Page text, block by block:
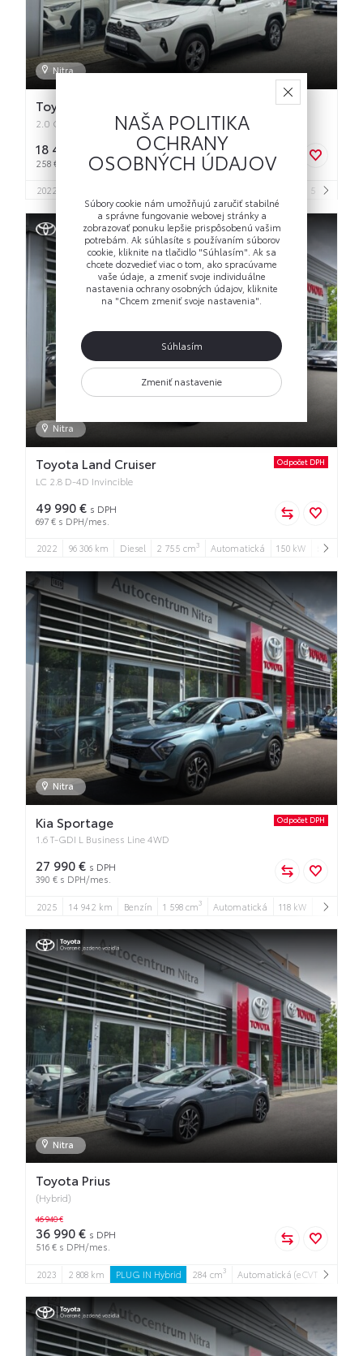
Nitra
Toyota RAV4
2.0 Comfort 4x2
18 490 €
258 €/mes.
2022 5 5
Nitra
Toyota Land Cruiser
LC 2.8 D-4D Invincible
Odpočet DPH
49 990 € s DPH
697 € s DPH/mes.
2022 96 306 km Diesel 2 755 cm3 Automatická 150 kW
Nitra
Kia Sportage
1.6 T-GDI L Business Line 4WD
Odpočet DPH
27 990 € s DPH
390 € s DPH/mes.
2025 14 942 km Benzín 1 598 cm3 Automatická 118 kW 5
Nitra
Toyota Prius
(Hybrid)
46 940 €
36 990 € s DPH
516 € s DPH/mes.
2023 2 808 km PLUG IN Hybrid 284 cm3 Automatická (eCVT)
NAŠA POLITIKA
OCHRANY
OSOBNÝCH ÚDAJOV
Súbory cookie nám umožňujú zaručiť stabilné
a správne fungovanie webovej stránky a
zobrazovať ponuku lepšie prispôsobenú vašim
potrebám. Ak súhlasíte s používaním súborov
cookie, kliknite na tlačidlo "Súhlasím". Ak sa
chcete dozvedieť viac o tom, ako spracúvame
vaše údaje, a zmeniť svoje individuálne
nastavenia ochrany osobných údajov, kliknite
na "Chcem zmeniť svoje nastavenia".
Súhlasím
Zmeniť nastavenie